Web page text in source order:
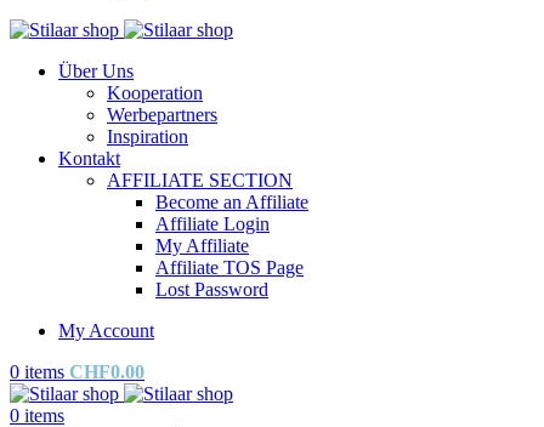
Über Uns
Kooperation
Werbepartners
Inspiration
Kontakt
AFFILIATE SECTION
Become an Affiliate
Affiliate Login
My Affiliate
Affiliate TOS Page
Lost Password
My Account
0 items CHF0.00
0 items